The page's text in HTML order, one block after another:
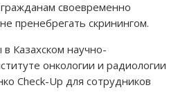
своевременно
пренебрегать скринингом.
Казахском научно-
онкологии и радиологии
Check-Up для сотрудников